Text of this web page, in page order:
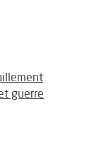
guerre